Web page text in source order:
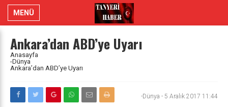
MENÜ
Ankara’dan ABD’ye Uyarı
Anasayfa
-Dünya
Ankara’dan ABD’ye Uyarı
-Dünya - 5 Aralık 2017 11:44